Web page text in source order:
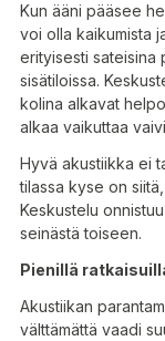
Kun ääni pääsee
voi olla kaikumista
erityisesti sateisina
sisätiloissa.
kolina alkavat
alkaa vaikuttaa
Hyvä akustiikka ei
tilassa kyse on
Keskustelu
seinästä toiseen.
Pienillä
Akustiikan
välttämättä vaadi